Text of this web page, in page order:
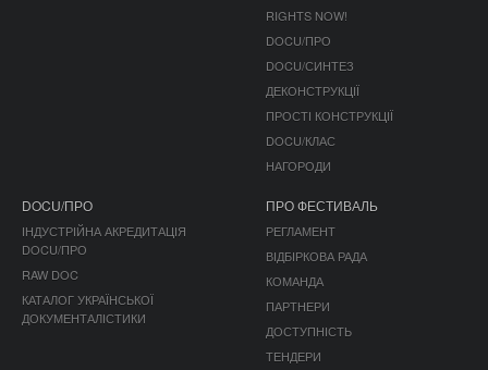
RIGHTS NOW!
DOCU/ПРО
DOCU/СИНТЕЗ
ДЕКОНСТРУКЦІЇ
ПРОСТІ КОНСТРУКЦІЇ
DOCU/КЛАС
НАГОРОДИ
DOCU/ПРО
ІНДУСТРІЙНА АКРЕДИТАЦІЯ
DOCU/ПРО
RAW DOC
КАТАЛОГ УКРАЇНСЬКОЇ
ДОКУМЕНТАЛІСТИКИ
ПРО ФЕСТИВАЛЬ
РЕГЛАМЕНТ
ВІДБІРКОВА РАДА
КОМАНДА
ПАРТНЕРИ
ДОСТУПНІСТЬ
ТЕНДЕРИ